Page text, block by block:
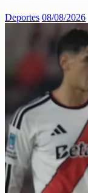
Deportes 08/08/2026